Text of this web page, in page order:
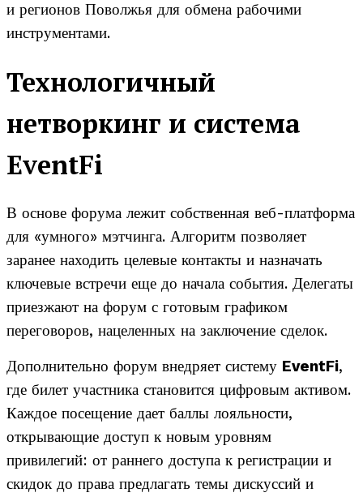
и регионов Поволжья для обмена рабочими
инструментами.
Технологичный
нетворкинг и система
EventFi
В основе форума лежит собственная веб-платформа
для «умного» мэтчинга. Алгоритм позволяет
заранее находить целевые контакты и назначать
ключевые встречи еще до начала события. Делегаты
приезжают на форум с готовым графиком
переговоров, нацеленных на заключение сделок.
Дополнительно форум внедряет систему EventFi,
где билет участника становится цифровым активом.
Каждое посещение дает баллы лояльности,
открывающие доступ к новым уровням
привилегий: от раннего доступа к регистрации и
скидок до права предлагать темы дискуссий и